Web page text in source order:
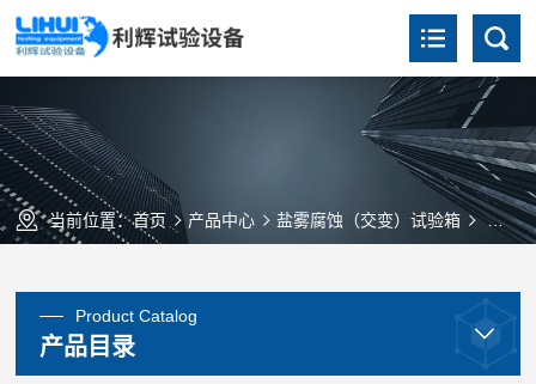
当前位置：首页 产品中心 盐雾腐蚀（交变）试验箱 YWX/
Product Catalog
产品目录